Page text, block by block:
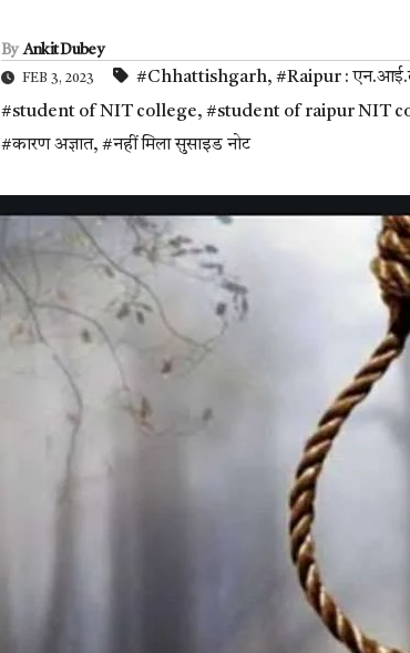
By Ankit Dubey
FEB 3, 2023 #Chhattishgarh, #Raipur :
#student of NIT college, #student of raipur NIT
#कारण अज्ञात, #नहीं मिला सुसाइड नोट